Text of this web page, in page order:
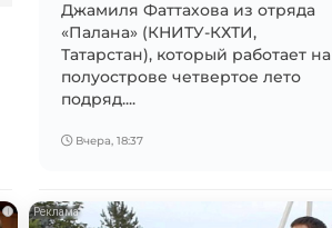
Джамиля Фаттахова из отряда
«Палана» (КНИТУ-КХТИ,
Татарстан), который работает на
полуострове четвертое лето
подряд....
Вчера, 18:37
i